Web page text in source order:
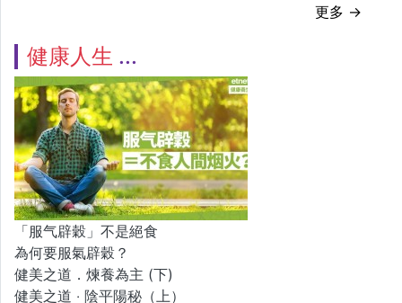
更多 →
健康人生
「服气辟穀」不是絕食
為何要服氣辟穀？
健美之道．煉養為主 (下)
健美之道 ‧ 陰平陽秘（上）